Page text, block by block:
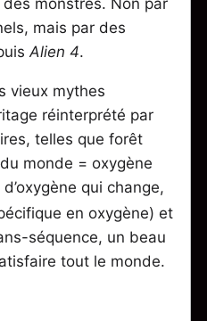
mais par des
Alien 4.
vieux mythes
réinterprété par
telles que forêt
monde = oxygène
d’oxygène qui change,
en oxygène) et
séquence, un beau
tout le monde.